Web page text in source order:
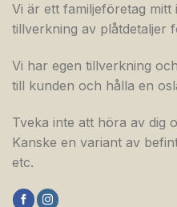
Vi är ett familjeföretag mitt
tillverkning av plåtdetaljer
Vi har egen tillverkning
till kunden och hålla en
Tveka inte att höra av dig
Kanske en variant av
etc.